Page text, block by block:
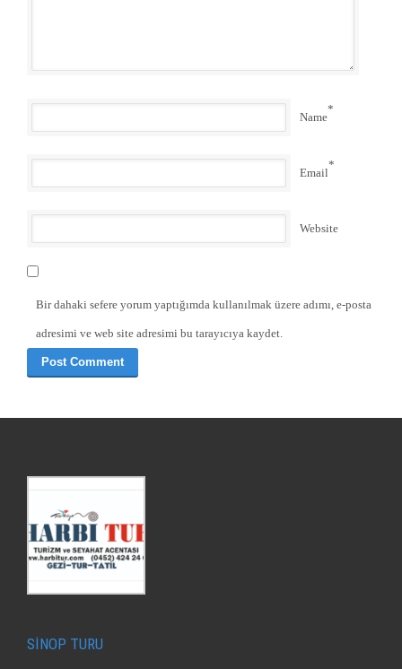
Name
*
Email
*
Website
Bir dahaki sefere yorum yaptığımda kullanılmak üzere adımı, e-posta
adresimi ve web site adresimi bu tarayıcıya kaydet.
SİNOP TURU